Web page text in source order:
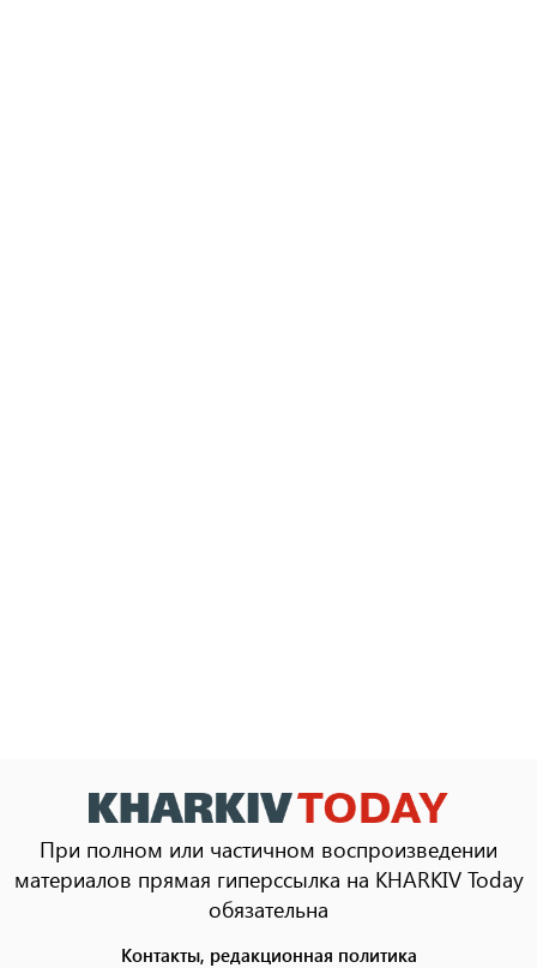
При полном или частичном воспроизведении
материалов прямая гиперссылка на KHARKIV Today
обязательна
Контакты, редакционная политика